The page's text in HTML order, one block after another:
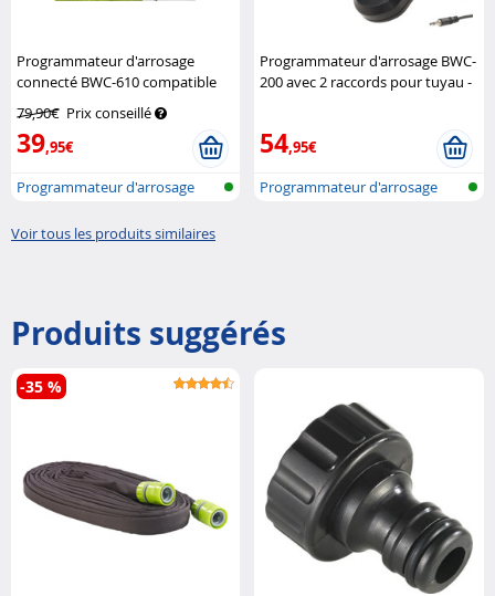
Programmateur d'arrosage
connecté BWC-610 compatible
commandes vocales Royal
Gardineer
79,90€ Prix conseillé
39,95€
Programmateur d'arrosage
Programmateur d'arrosage BWC-
200 avec 2 raccords pour tuyau -
54,95€
Programmateur d'arrosage
Voir tous les produits similaires
Produits suggérés
-35 %